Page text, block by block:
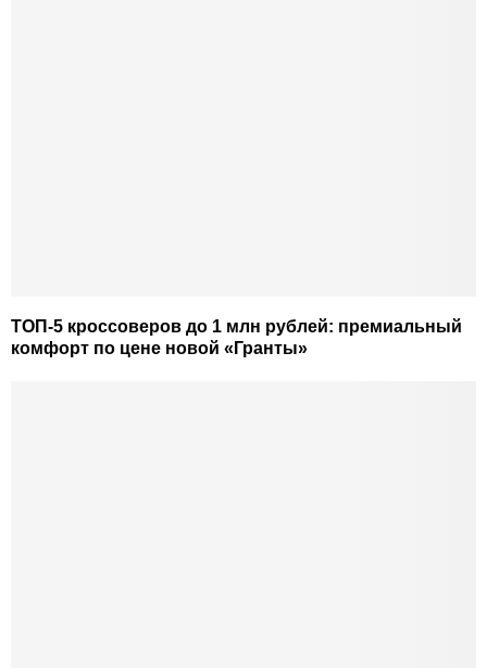
ТОП-5 кроссоверов до 1 млн рублей: премиальный
комфорт по цене новой «Гранты»